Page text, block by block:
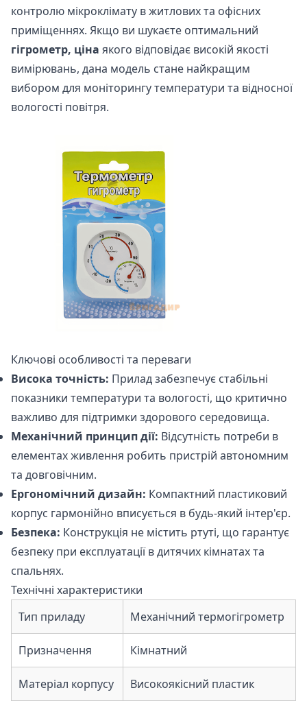
контролю мікроклімату в житлових та офісних
приміщеннях. Якщо ви шукаєте оптимальний
гігрометр, ціна якого відповідає високій якості
вимірювань, дана модель стане найкращим
вибором для моніторингу температури та відносної
вологості повітря.
Ключові особливості та переваги
Висока точність: Прилад забезпечує стабільні
показники температури та вологості, що критично
важливо для підтримки здорового середовища.
Механічний принцип дії: Відсутність потреби в
елементах живлення робить пристрій автономним
та довговічним.
Ергономічний дизайн: Компактний пластиковий
корпус гармонійно вписується в будь-який інтер'єр.
Безпека: Конструкція не містить ртуті, що гарантує
безпеку при експлуатації в дитячих кімнатах та
спальнях.
Технічні характеристики
Тип приладу
Механічний термогігрометр
Призначення Кімнатний
Матеріал корпусу Високоякісний пластик